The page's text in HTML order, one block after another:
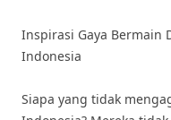
Inspirasi Gaya Bermain
Indonesia
Siapa yang tidak